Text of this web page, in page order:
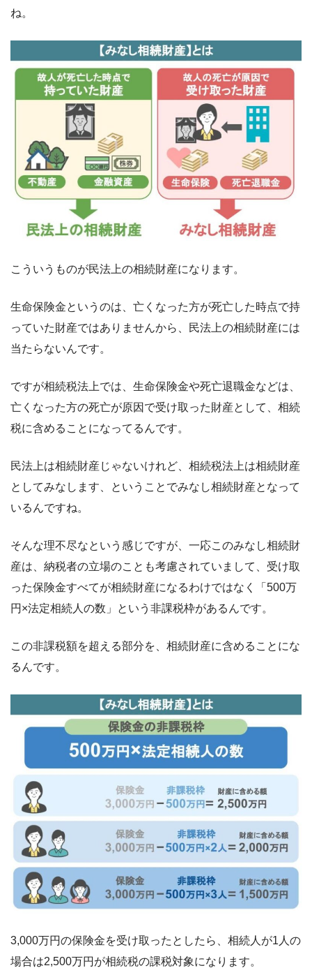
ね。
こういうものが民法上の相続財産になります。
生命保険金というのは、亡くなった方が死亡した時点で持
っていた財産ではありませんから、民法上の相続財産には
当たらないんです。
ですが相続税法上では、生命保険金や死亡退職金などは、
亡くなった方の死亡が原因で受け取った財産として、相続
税に含めることになってるんです。
民法上は相続財産じゃないけれど、相続税法上は相続財産
としてみなします、ということでみなし相続財産となって
いるんですね。
そんな理不尽なという感じですが、一応このみなし相続財
産は、納税者の立場のことも考慮されていまして、受け取
った保険金すべてが相続財産になるわけではなく「500万
円×法定相続人の数」という非課税枠があるんです。
この非課税額を超える部分を、相続財産に含めることにな
るんです。
3,000万円の保険金を受け取ったとしたら、相続人が1人の
場合は2,500万円が相続税の課税対象になります。